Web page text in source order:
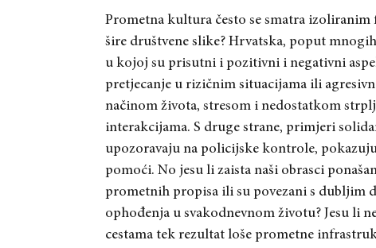
Prometna kultura često se smatra
šire društvene slike? Hrvatska, poput
u kojoj su prisutni i pozitivni i negativni
pretjecanje u rizičnim situacijama ili
načinom života, stresom i nedostatkom
interakcijama. S druge strane, primjeri
upozoravaju na policijske kontrole,
pomoći. No jesu li zaista naši obrasci
prometnih propisa ili su povezani s dubljim
ophođenja u svakodnevnom životu? Jesu li
cestama tek rezultat loše prometne